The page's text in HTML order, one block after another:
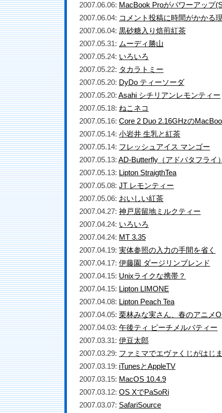
2007.06.06: MacBook Proがパワーアップ
2007.06.04: コメント投稿に時間がかかる
2007.06.04: 黒砂糖入り焙煎紅茶
2007.05.31: ムーディ勝山
2007.05.24: いろいろ
2007.05.22: タカラトミー
2007.05.20: DyDo ティーソーダ
2007.05.20: Asahi シチリアンレモンティー
2007.05.18: ねこネコ
2007.05.16: Core 2 Duo 2.16GHzの
2007.05.14: 小岩井 生乳と紅茶
2007.05.14: フレッシュアイス マンゴー
2007.05.13: AD-Butterfly（アドバタフライ
2007.05.13: Lipton StraigthTea
2007.05.08: JT レモンティー
2007.05.06: おいしい紅茶
2007.04.27: 神戸居留地ミルクティー
2007.04.24: いろいろ
2007.04.24: MT 3.35
2007.04.19: 実体参照の入力の手間を省く
2007.04.17: 伊藤園 ダージリンブレンド
2007.04.15: Unixライクな携帯？
2007.04.15: Lipton LIMONE
2007.04.08: Lipton Peach Tea
2007.04.05: 栗林みな実さん、春のアニメ
2007.04.03: 午後ティ ピーチメルバティー
2007.03.31: 伊豆太郎
2007.03.29: ファミマでエヴァくじがはじ
2007.03.19: iTunesとAppleTV
2007.03.15: MacOS 10.4.9
2007.03.12: OS XでPaSoRi
2007.03.07: SafariSource